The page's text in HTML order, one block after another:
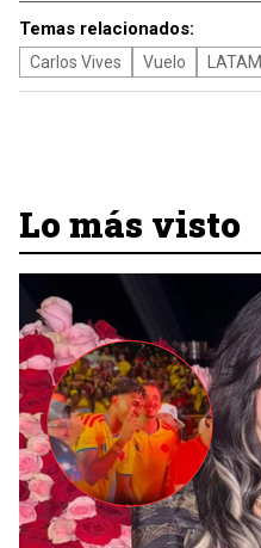
Temas relacionados:
Carlos Vives Vuelo LATAM
Lo más visto